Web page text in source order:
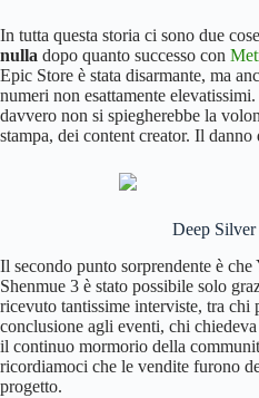
In tutta questa storia ci sono due
nulla dopo quanto successo con
Epic Store è stata disarmante, ma
numeri non esattamente
davvero non si spiegherebbe la
stampa, dei content creator. Il
Deep Silver
Il secondo punto sorprendente è
Shenmue 3 è stato possibile solo
ricevuto tantissime interviste, tra chi
conclusione agli eventi, chi
il continuo mormorio della
ricordiamoci che le vendite furono
progetto.